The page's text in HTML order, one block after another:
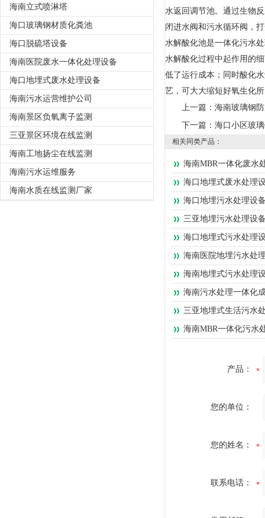
海南立式喷淋塔
海口玻璃钢材质化粪池
海口脱硫塔设备
海南医院废水一体化处理设备
海口地埋式废水处理设备
海南污水运营维护公司
海南景区负氧离子监测
三亚景区环境在线监测
海南工地扬尘在线监测
海南污水运维服务
海南水质在线监测厂家
水返回调节池。通过生物
闭进水阀和污水循环阀，
水解酸化池是一体化污水
水解酸化过程中起作用的
低了运行成本；同时酸化
艺，可大大缩短好氧生化
上一篇： 海南玻璃钢
下一篇： 海口小区玻
相关同类产品：
海南MBR一体化废水
海口地埋式废水处理
海口地埋污水处理设
三亚地埋污水处理设
海口地埋式污水处理
海南医院地埋污水处
海南地埋式污水处理
海南污水处理一体化
三亚地埋式生活污水
海南MBR一体化污水
产品：
您的单位：
您的姓名：
联系电话：